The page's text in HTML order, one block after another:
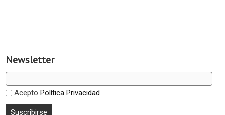
Newsletter
Acepto Política Privacidad